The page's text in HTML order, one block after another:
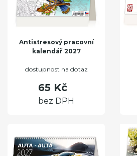
Antistresový pracovní
kalendář 2027
dostupnost na dotaz
65 Kč
bez DPH